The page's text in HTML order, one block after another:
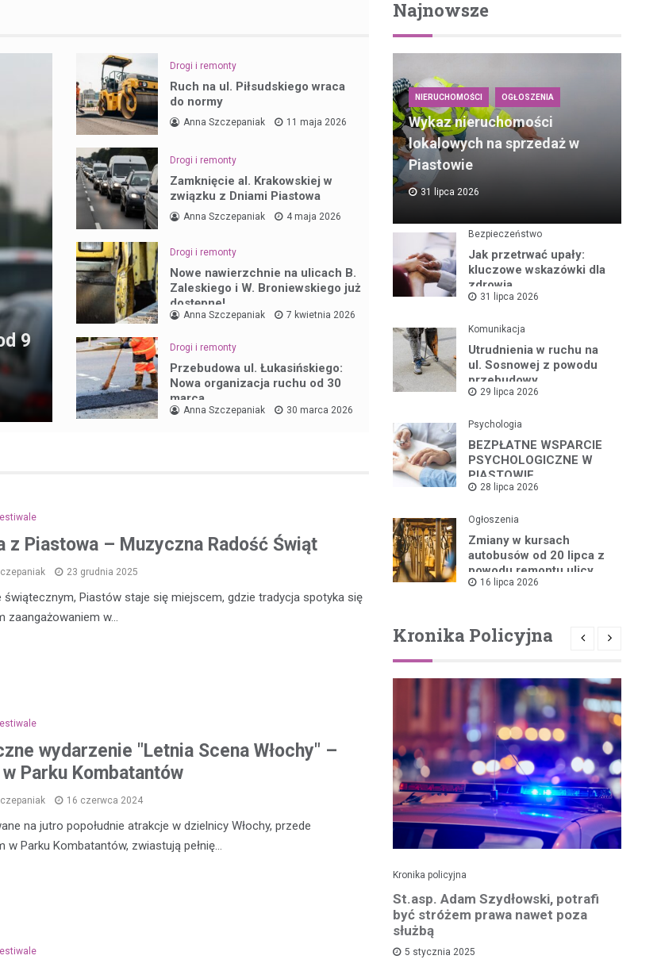
9
Drogi i remonty
Ruch na ul. Piłsudskiego wraca
do normy
Anna Szczepaniak 11 maja 2026
Drogi i remonty
Zamknięcie al. Krakowskiej w
związku z Dniami Piastowa
Anna Szczepaniak 4 maja 2026
Drogi i remonty
Nowe nawierzchnie na ulicach B.
Zaleskiego i W. Broniewskiego już
dostępne!
Anna Szczepaniak 7 kwietnia 2026
Drogi i remonty
Przebudowa ul. Łukasińskiego:
Nowa organizacja ruchu od 30
marca
Anna Szczepaniak 30 marca 2026
z Piastowa – Muzyczna Radość Świąt
23 grudnia 2025
świątecznym, Piastów staje się miejscem, gdzie tradycja spotyka się
zaangażowaniem w…
wydarzenie "Letnia Scena Włochy" –
Parku Kombatantów
16 czerwca 2024
na jutro popołudnie atrakcje w dzielnicy Włochy, przede
w Parku Kombatantów, zwiastują pełnię…
Najnowsze
NIERUCHOMOŚCI OGŁOSZENIA
Wykaz nieruchomości
lokalowych na sprzedaż w
Piastowie
31 lipca 2026
Bezpieczeństwo
Jak przetrwać upały:
kluczowe wskazówki dla
zdrowia
31 lipca 2026
Komunikacja
Utrudnienia w ruchu na
ul. Sosnowej z powodu
przebudowy
29 lipca 2026
Psychologia
BEZPŁATNE WSPARCIE
PSYCHOLOGICZNE W
PIASTOWIE
28 lipca 2026
Ogłoszenia
Zmiany w kursach
autobusów od 20 lipca z
powodu remontu ulicy
16 lipca 2026
Kronika Policyjna
Kronika policyjna
St.asp. Adam Szydłowski, potrafi
być stróżem prawa nawet poza
służbą
5 stycznia 2025